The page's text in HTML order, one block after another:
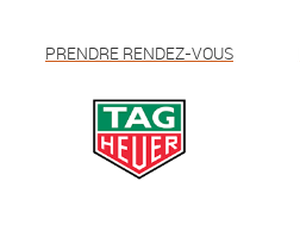
PRENDRE RENDEZ-VOUS